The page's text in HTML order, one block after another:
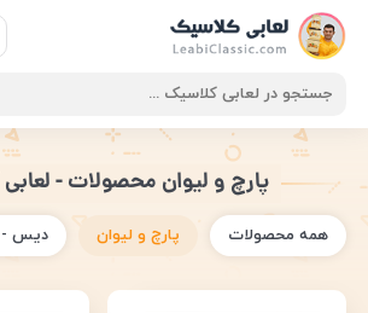
پارچ و لیوان محصولات -
همه محصولات پارچ و لیوان دیس -